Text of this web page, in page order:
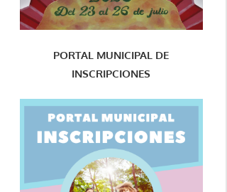
PORTAL MUNICIPAL DE
INSCRIPCIONES